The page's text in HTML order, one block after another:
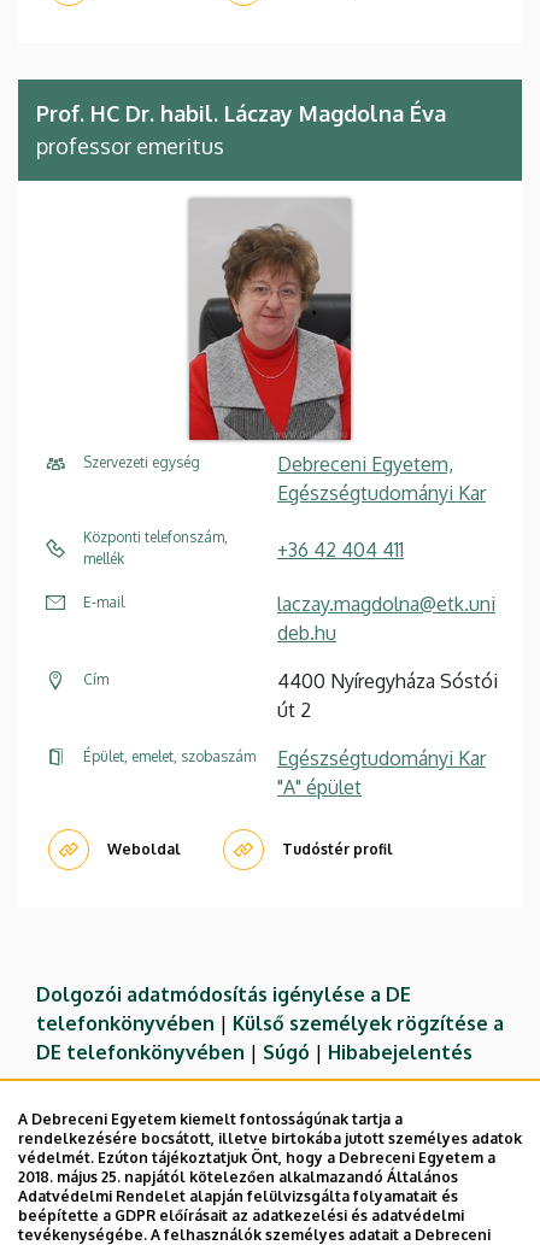
Prof. HC Dr. habil. Láczay Magdolna Éva
professor emeritus
Szervezeti egység
Debreceni Egyetem,
Egészségtudományi Kar
Központi telefonszám,
mellék
+36 42 404 411
E-mail
laczay.magdolna@etk.uni
deb.hu
Cím
4400 Nyíregyháza Sóstói
út 2
Épület, emelet, szobaszám
Egészségtudományi Kar
"A" épület
Weboldal Tudóstér profil
Dolgozói adatmódosítás igénylése a DE
telefonkönyvében | Külső személyek rögzítése a
DE telefonkönyvében | Súgó | Hibabejelentés
A Debreceni Egyetem kiemelt fontosságúnak tartja a
rendelkezésére bocsátott, illetve birtokába jutott személyes adatok
védelmét. Ezúton tájékoztatjuk Önt, hogy a Debreceni Egyetem a
2018. május 25. napjától kötelezően alkalmazandó Általános
Adatvédelmi Rendelet alapján felülvizsgálta folyamatait és
beépítette a GDPR előírásait az adatkezelési és adatvédelmi
tevékenységébe. A felhasználók személyes adatait a Debreceni